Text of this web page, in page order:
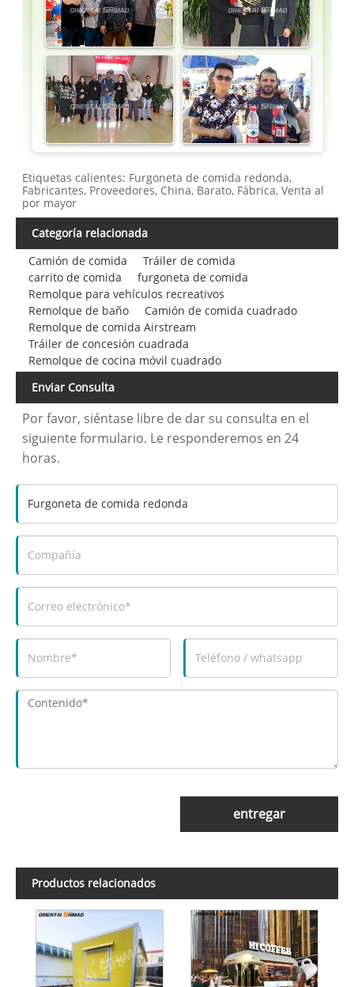
Etiquetas calientes: Furgoneta de comida redonda,
Fabricantes, Proveedores, China, Barato, Fábrica, Venta al
por mayor
Categoría relacionada
Camión de comida
Tráiler de comida
carrito de comida
furgoneta de comida
Remolque para vehículos recreativos
Remolque de baño
Camión de comida cuadrado
Remolque de comida Airstream
Tráiler de concesión cuadrada
Remolque de cocina móvil cuadrado
Enviar Consulta
Por favor, siéntase libre de dar su consulta en el
siguiente formulario. Le responderemos en 24
horas.
entregar
Productos relacionados